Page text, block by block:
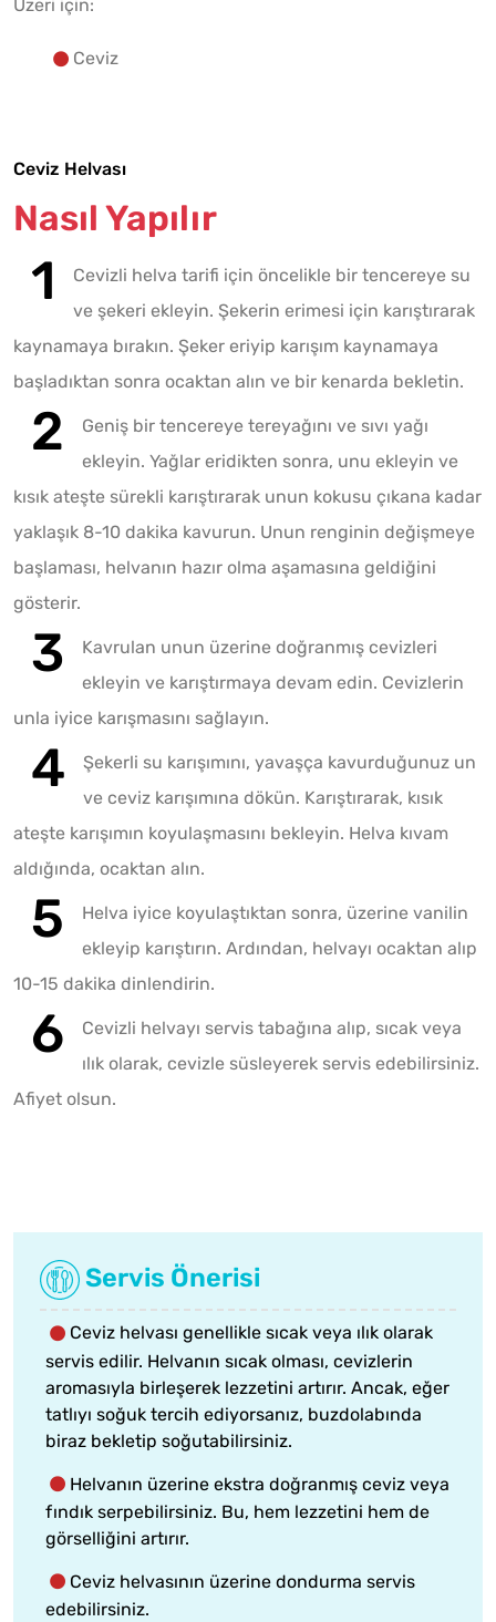
Üzeri için:
Ceviz
Ceviz Helvası
Nasıl Yapılır
Cevizli helva tarifi için öncelikle bir tencereye su
ve şekeri ekleyin. Şekerin erimesi için karıştırarak
kaynamaya bırakın. Şeker eriyip karışım kaynamaya
başladıktan sonra ocaktan alın ve bir kenarda bekletin.
Geniş bir tencereye tereyağını ve sıvı yağı
ekleyin. Yağlar eridikten sonra, unu ekleyin ve
kısık ateşte sürekli karıştırarak unun kokusu çıkana kadar
yaklaşık 8-10 dakika kavurun. Unun renginin değişmeye
başlaması, helvanın hazır olma aşamasına geldiğini
gösterir.
Kavrulan unun üzerine doğranmış cevizleri
ekleyin ve karıştırmaya devam edin. Cevizlerin
unla iyice karışmasını sağlayın.
Şekerli su karışımını, yavaşça kavurduğunuz un
ve ceviz karışımına dökün. Karıştırarak, kısık
ateşte karışımın koyulaşmasını bekleyin. Helva kıvam
aldığında, ocaktan alın.
Helva iyice koyulaştıktan sonra, üzerine vanilin
ekleyip karıştırın. Ardından, helvayı ocaktan alıp
10-15 dakika dinlendirin.
Cevizli helvayı servis tabağına alıp, sıcak veya
ılık olarak, cevizle süsleyerek servis edebilirsiniz.
Afiyet olsun.
Servis Önerisi
Ceviz helvası genellikle sıcak veya ılık olarak
servis edilir. Helvanın sıcak olması, cevizlerin
aromasıyla birleşerek lezzetini artırır. Ancak, eğer
tatlıyı soğuk tercih ediyorsanız, buzdolabında
biraz bekletip soğutabilirsiniz.
Helvanın üzerine ekstra doğranmış ceviz veya
fındık serpebilirsiniz. Bu, hem lezzetini hem de
görselliğini artırır.
Ceviz helvasının üzerine dondurma servis
edebilirsiniz.